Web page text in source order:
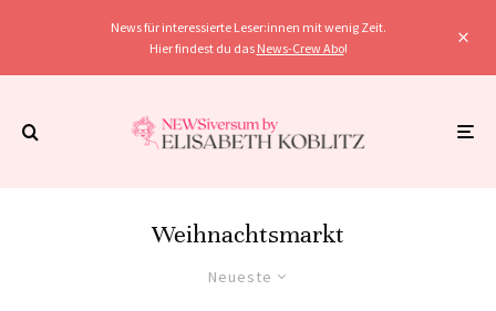
News für interessierte Leser:innen mit wenig Zeit.
Hier findest du das News-Crew Abo!
Weihnachtsmarkt
Neueste